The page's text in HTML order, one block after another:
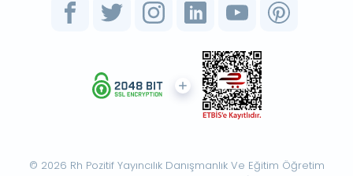
© 2026 Rh Pozitif Yayıncılık Danışmanlık Ve Eğitim Öğretim